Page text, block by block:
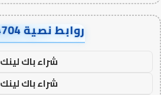
روابط نصية AA14704
شراء باك لينك
شراء باك لينك